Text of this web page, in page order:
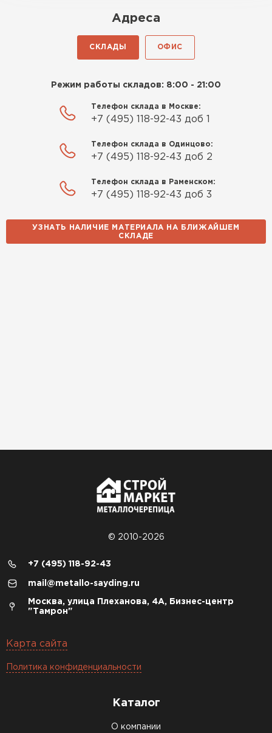
Адреса
СКЛАДЫ ОФИС
Режим работы складов: 8:00 - 21:00
Телефон склада в Москве:
+7 (495) 118-92-43 доб 1
Телефон склада в Одинцово:
+7 (495) 118-92-43 доб 2
Телефон склада в Раменском:
+7 (495) 118-92-43 доб 3
УЗНАТЬ НАЛИЧИЕ МАТЕРИАЛА НА БЛИЖАЙШЕМ
СКЛАДЕ
© 2010-2026
+7 (495) 118-92-43
mail@metallo-sayding.ru
Москва, улица Плеханова, 4А, Бизнес-центр
"Тамрон"
Карта сайта
Политика конфиденциальности
Каталог
О компании